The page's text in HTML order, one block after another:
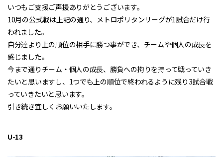
いつもご支援ご声援ありがとうございます。
10月の公式戦は上記の通り、メトロポリタンリーグが1試合だけ行
われました。
自分達より上の順位の相手に勝つ事ができ、チームや個人の成長を
感じました。
今まで通りチーム・個人の成長、勝負への拘りを持って戦っていき
たいと思いますし、1つでも上の順位で終われるように残り3試合戦
っていきたいと思います。
引き続き宜しくお願いいたします。
U-13